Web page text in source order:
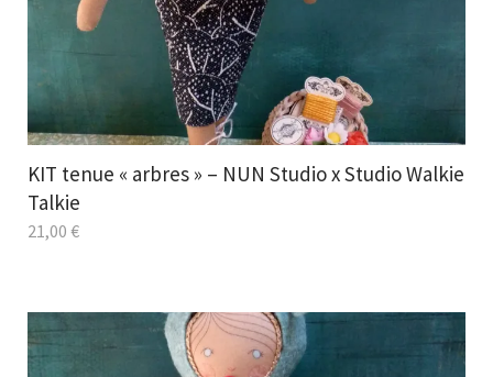
KIT tenue « arbres » – NUN Studio x Studio Walkie
Talkie
21,00 €